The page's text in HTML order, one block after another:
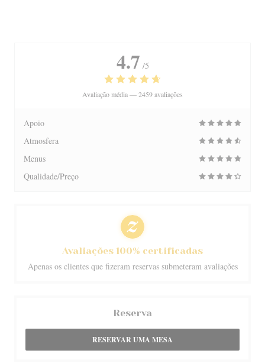
4.7 /5
Avaliação média —2459 avaliações
Apoio
Atmosfera
Menus
Qualidade/Preço
Avaliações 100% certificadas
Apenas os clientes que fizeram reservas submeteram avaliações
Reserva
RESERVAR UMA MESA